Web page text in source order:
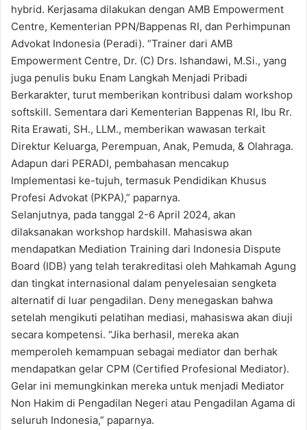
hybrid. Kerjasama dilakukan dengan AMB Empowerment
Centre, Kementerian PPN/Bappenas RI, dan Perhimpunan
Advokat Indonesia (Peradi). “Trainer dari AMB
Empowerment Centre, Dr. (C) Drs. Ishandawi, M.Si., yang
juga penulis buku Enam Langkah Menjadi Pribadi
Berkarakter, turut memberikan kontribusi dalam workshop
softskill. Sementara dari Kementerian Bappenas RI, Ibu Rr.
Rita Erawati, SH., LLM., memberikan wawasan terkait
Direktur Keluarga, Perempuan, Anak, Pemuda, & Olahraga.
Adapun dari PERADI, pembahasan mencakup
Implementasi ke-tujuh, termasuk Pendidikan Khusus
Profesi Advokat (PKPA),” paparnya.
Selanjutnya, pada tanggal 2-6 April 2024, akan
dilaksanakan workshop hardskill. Mahasiswa akan
mendapatkan Mediation Training dari Indonesia Dispute
Board (IDB) yang telah terakreditasi oleh Mahkamah Agung
dan tingkat internasional dalam penyelesaian sengketa
alternatif di luar pengadilan. Deny menegaskan bahwa
setelah mengikuti pelatihan mediasi, mahasiswa akan diuji
secara kompetensi. “Jika berhasil, mereka akan
memperoleh kemampuan sebagai mediator dan berhak
mendapatkan gelar CPM (Certified Profesional Mediator).
Gelar ini memungkinkan mereka untuk menjadi Mediator
Non Hakim di Pengadilan Negeri atau Pengadilan Agama di
seluruh Indonesia,” paparnya.